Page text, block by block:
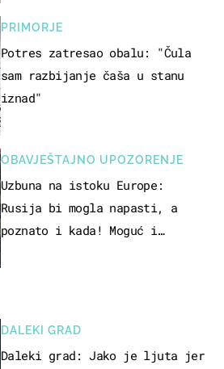
PRIMORJE
Potres zatresao obalu: "Čula
sam razbijanje čaša u stanu
iznad"
OBAVJEŠTAJNO UPOZORENJE
Uzbuna na istoku Europe:
Rusija bi mogla napasti, a
poznato i kada! Moguć i
DALEKI GRAD
Daleki grad: Jako je ljuta jer